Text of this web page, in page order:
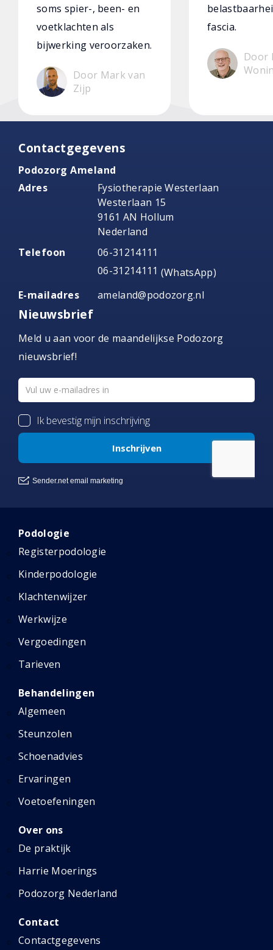
soms spier-, been- en
voetklachten als
bijwerking veroorzaken.
Door Mark van
Zijp
fascia.
Door
Contactgegevens
Podozorg Ameland
Adres
Fysiotherapie Westerlaan
Westerlaan 15
9161 AN Hollum
Nederland
Telefoon
06-31214111
06-31214111 (WhatsApp)
E-mailadres
ameland@podozorg.nl
Nieuwsbrief
Meld u aan voor de maandelijkse Podozorg
nieuwsbrief!
Podologie
Registerpodologie
Kinderpodologie
Klachtenwijzer
Werkwijze
Vergoedingen
Tarieven
Behandelingen
Algemeen
Steunzolen
Schoenadvies
Ervaringen
Voetoefeningen
Over ons
De praktijk
Harrie Moerings
Podozorg Nederland
Contact
Contactgegevens